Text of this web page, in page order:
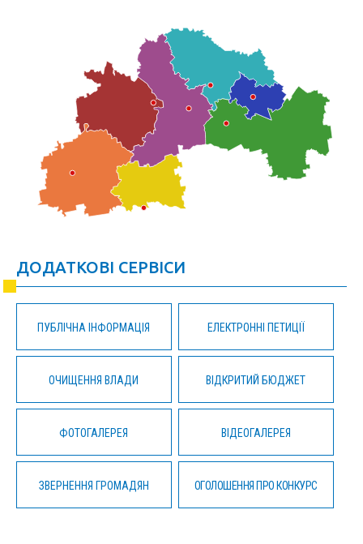
ДОДАТКОВІ СЕРВІСИ
ПУБЛІЧНА ІНФОРМАЦІЯ ЕЛЕКТРОННІ ПЕТИЦІЇ
ОЧИЩЕННЯ ВЛАДИ ВІДКРИТИЙ БЮДЖЕТ
ФОТОГАЛЕРЕЯ ВІДЕОГАЛЕРЕЯ
ЗВЕРНЕННЯ ГРОМАДЯН ОГОЛОШЕННЯ ПРО КОНКУРС